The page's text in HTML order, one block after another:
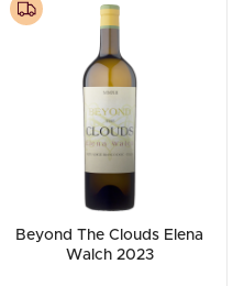
Beyond The Clouds Elena
Walch 2023